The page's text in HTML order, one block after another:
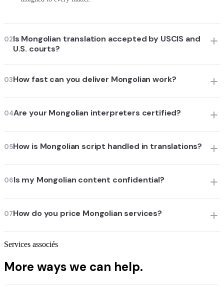
02Is Mongolian translation accepted by USCIS and
U.S. courts?
03How fast can you deliver Mongolian work?
04Are your Mongolian interpreters certified?
05How is Mongolian script handled in translations?
06Is my Mongolian content confidential?
07How do you price Mongolian services?
Services associés
More ways we can help.